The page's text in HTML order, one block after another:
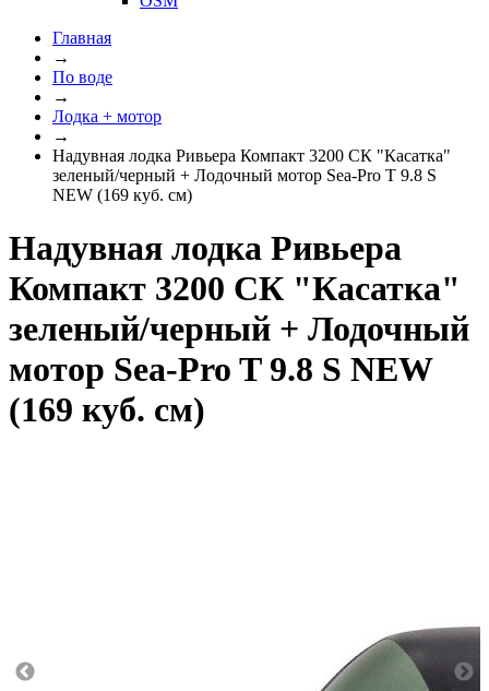
Главная
→
По воде
→
Лодка + мотор
→
Надувная лодка Ривьера Компакт 3200 СК "Касатка"
зеленый/черный + Лодочный мотор Sea-Pro T 9.8 S
NEW (169 куб. см)
Надувная лодка Ривьера
Компакт 3200 СК "Касатка"
зеленый/черный + Лодочный
мотор Sea-Pro T 9.8 S NEW
(169 куб. см)